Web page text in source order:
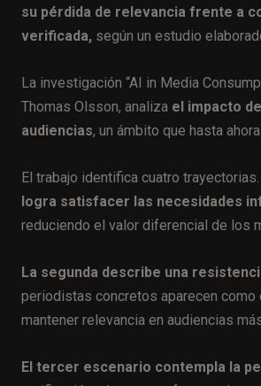
su pérdida de relevancia frente a
verificada, según un estudio
La investigación “AI in Media
Thomas Olsson, analiza el impacto
audiencias, un ámbito que hasta
El trabajo identifica cuatro trayectorias.
logra satisfacer las necesidades
reduciendo el valor diferencial de los
La segunda describe una
periodistas concretos aparecen
mantener relevancia en audiencias
El tercer escenario contempla la